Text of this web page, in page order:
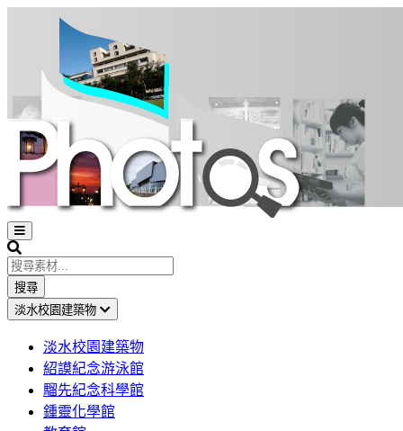
Open
sidebar
Search
搜尋
淡水校園建築物
淡水校園建築物
紹謨紀念游泳館
騮先紀念科學館
鍾靈化學館